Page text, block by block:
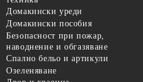
Домакински уреди
Домакински пособия
Безопасност при пожар,
наводнение и обгазяване
Спално бельо и артикули
Озеленяване